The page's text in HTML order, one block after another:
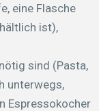
eine Flasche
ist),
sind (Pasta,
unterwegs,
Espressokocher